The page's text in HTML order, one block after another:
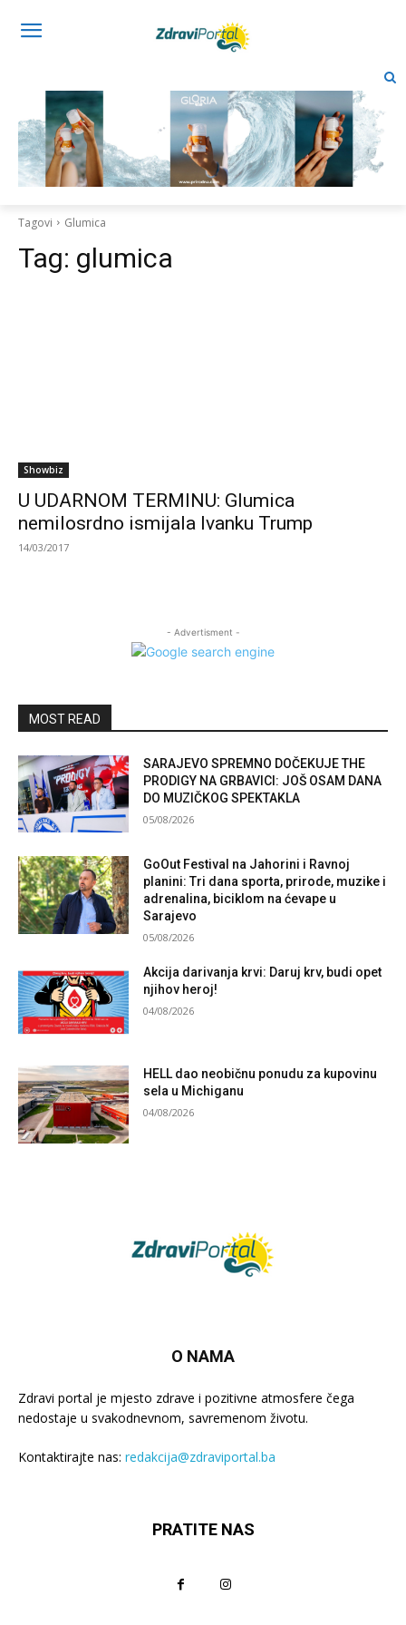
Tagovi Glumica
Tag: glumica
Showbiz
U UDARNOM TERMINU: Glumica
nemilosrdno ismijala Ivanku Trump
14/03/2017
- Advertisment -
MOST READ
SARAJEVO SPREMNO DOČEKUJE THE
PRODIGY NA GRBAVICI: JOŠ OSAM DANA
DO MUZIČKOG SPEKTAKLA
05/08/2026
GoOut Festival na Jahorini i Ravnoj
planini: Tri dana sporta, prirode, muzike i
adrenalina, biciklom na ćevape u
Sarajevo
05/08/2026
Akcija darivanja krvi: Daruj krv, budi opet
njihov heroj!
04/08/2026
HELL dao neobičnu ponudu za kupovinu
sela u Michiganu
04/08/2026
O NAMA
Zdravi portal je mjesto zdrave i pozitivne atmosfere čega
nedostaje u svakodnevnom, savremenom životu.
Kontaktirajte nas: redakcija@zdraviportal.ba
PRATITE NAS